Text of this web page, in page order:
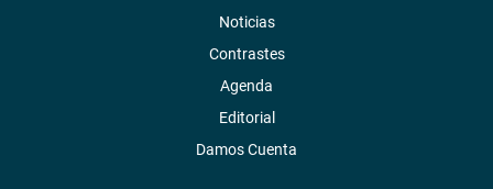
Noticias
Contrastes
Agenda
Editorial
Damos Cuenta